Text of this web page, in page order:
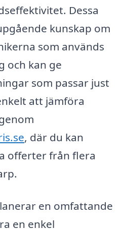
Dessa
kunskap om
som används
och kan ge
som passar just
att jämföra
, där du kan
offerter från flera
en omfattande
en enkel